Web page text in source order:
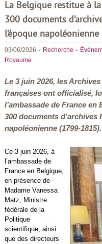
La Belgique restitue à
300 documents
l’époque napoléonienne
03/06/2026 - Recherche -
Royaume
Le 3 juin 2026, les
françaises ont officialisé,
l’ambassade de France
300 documents d’archives
napoléonienne (1799-1815).
Ce 3 juin 2026, à
l’ambassade de
France en Belgique,
en présence de
Madame Vanessa
Matz, Ministre
fédérale de la
Politique
scientifique, ainsi
que des directeurs